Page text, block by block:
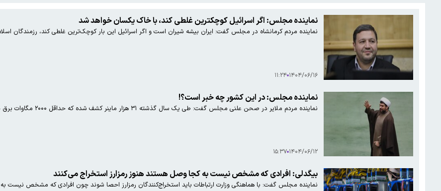
عراقچی: ایران بر عهد مقاومت خود پابرجا ایستاده است
کلثوم اکبری اعدام می‌شود؟
نماینده مجلس: اگر اسرائیل کوچکترین غلطی کند، با خاک یکسان خواهد شد
نماینده مردم کرمانشاه در مجلس گفت: ایران بیشه شیران است و اگر اسرائیل این بار کوچک‌ترین غلطی کند، رزمندگان
۱۴۰۴/۰۶/۱۶ ۱۱:۲۴
نماینده مجلس: در این کشور چه خبر است؟!
نماینده مردم ملایر در صحن علنی مجلس گفت: طی یک سال گذشته ۳۱ هزار ماینر کشف شده که حداقل ۲۰۰۰ مگاوات برق مصرف می‌کردند؛ در این کشور چه خبر است؟!
۱۴۰۴/۰۶/۱۲ ۱۵:۳۷
بیگدلی: افرادی که مشخص نیست به کجا وصل هستند هنوز رمزارز استخراج می‌کنند
نماینده مجلس گفت‌: با هماهنگی وزارت ارتباطات باید استخراج‌کنندگان رمزارز احصا شوند چون افرادی که مشخص نیست به